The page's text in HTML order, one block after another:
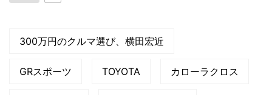
300万円のクルマ選び、横田宏近
GRスポーツ TOYOTA カローラクロス